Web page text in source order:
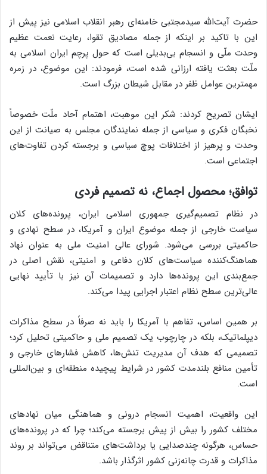
حضرت آیت‌الله سیدمجتبی خامنه‌ای رهبر انقلاب اسلامی نیز پیش از
این با تاکید بر اینکه از جمله مصادیق تقوا، رعایت نعمت عظیم
وحدت ملّی و انسجام بی‌بدیلی است که حول پرچم ایران اسلامی به
ملّت بعثت یافته ارزانی شده است، فرمودند: این موضوع، در زمره‌
مهمترین عوامل ظفر در مقابل شیطان بزرگ است.
ایشان تصریح کردند: شکر این موهبت، اهتمام آحاد ملّت خصوصاً
نخبگان فکری و سیاسی از جمله نمایندگان مجلس به صیانت از این
وحدت و پرهیز از اختلافات پوچ سیاسی و برجسته کردن تفاوت‌های
اجتماعی است.
توافق؛ محصول اجماع، نه تصمیم فردی
در نظام تصمیم‌گیری جمهوری اسلامی ایران، پرونده‌های کلان
سیاست خارجی از جمله موضوع ایران و آمریکا، در سطح نهادی و
حاکمیتی بررسی می‌شود. شورای عالی امنیت ملی به عنوان نهاد
هماهنگ‌کننده سیاست‌های کلان دفاعی و امنیتی، نقش اصلی در
جمع‌بندی این پرونده‌ها دارد و تصمیمات آن نیز با تأیید نهایی
عالی‌ترین سطح نظام اعتبار اجرایی پیدا می‌کند.
بر همین اساس، تفاهم با آمریکا را باید نه صرفاً در سطح مذاکرات
دیپلماتیک، بلکه در چارچوب یک تصمیم ملی و حاکمیتی تحلیل کرد؛
تصمیمی که هدف آن مدیریت تنش‌ها، کاهش فشارهای خارجی و
تأمین منافع بلندمدت کشور در شرایط پیچیده منطقه‌ای و بین‌المللی
است.
این واقعیت، اهمیت انسجام درونی و هماهنگی میان نهادهای
مختلف کشور را بیش از پیش برجسته می‌کند؛ چرا که در پرونده‌های
حساس، هرگونه چندصدایی یا برداشت‌های متناقض می‌تواند بر روند
مذاکرات و قدرت چانه‌زنی کشور اثرگذار باشد.